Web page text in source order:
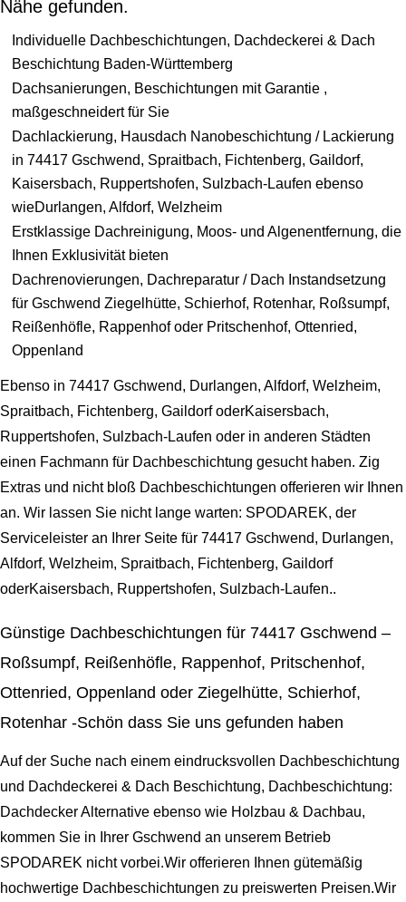
Nähe gefunden.
Individuelle Dachbeschichtungen, Dachdeckerei & Dach
Beschichtung Baden-Württemberg
Dachsanierungen, Beschichtungen mit Garantie ,
maßgeschneidert für Sie
Dachlackierung, Hausdach Nanobeschichtung / Lackierung
in 74417 Gschwend, Spraitbach, Fichtenberg, Gaildorf,
Kaisersbach, Ruppertshofen, Sulzbach-Laufen ebenso
wieDurlangen, Alfdorf, Welzheim
Erstklassige Dachreinigung, Moos- und Algenentfernung, die
Ihnen Exklusivität bieten
Dachrenovierungen, Dachreparatur / Dach Instandsetzung
für Gschwend Ziegelhütte, Schierhof, Rotenhar, Roßsumpf,
Reißenhöfle, Rappenhof oder Pritschenhof, Ottenried,
Oppenland
Ebenso in 74417 Gschwend, Durlangen, Alfdorf, Welzheim,
Spraitbach, Fichtenberg, Gaildorf oderKaisersbach,
Ruppertshofen, Sulzbach-Laufen oder in anderen Städten
einen Fachmann für Dachbeschichtung gesucht haben. Zig
Extras und nicht bloß Dachbeschichtungen offerieren wir Ihnen
an. Wir lassen Sie nicht lange warten: SPODAREK, der
Serviceleister an Ihrer Seite für 74417 Gschwend, Durlangen,
Alfdorf, Welzheim, Spraitbach, Fichtenberg, Gaildorf
oderKaisersbach, Ruppertshofen, Sulzbach-Laufen..
Günstige Dachbeschichtungen für 74417 Gschwend –
Roßsumpf, Reißenhöfle, Rappenhof, Pritschenhof,
Ottenried, Oppenland oder Ziegelhütte, Schierhof,
Rotenhar -Schön dass Sie uns gefunden haben
Auf der Suche nach einem eindrucksvollen Dachbeschichtung
und Dachdeckerei & Dach Beschichtung, Dachbeschichtung:
Dachdecker Alternative ebenso wie Holzbau & Dachbau,
kommen Sie in Ihrer Gschwend an unserem Betrieb
SPODAREK nicht vorbei.Wir offerieren Ihnen gütemäßig
hochwertige Dachbeschichtungen zu preiswerten Preisen.Wir